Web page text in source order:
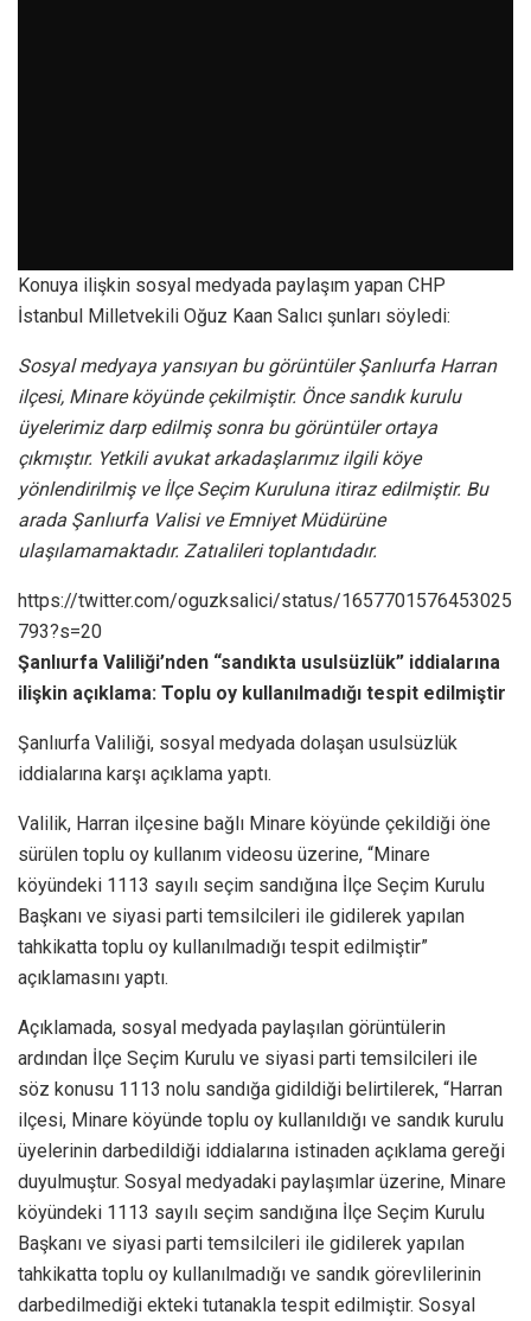
Konuya ilişkin sosyal medyada paylaşım yapan CHP
İstanbul Milletvekili Oğuz Kaan Salıcı şunları söyledi:
Sosyal medyaya yansıyan bu görüntüler Şanlıurfa Harran
ilçesi, Minare köyünde çekilmiştir. Önce sandık kurulu
üyelerimiz darp edilmiş sonra bu görüntüler ortaya
çıkmıştır. Yetkili avukat arkadaşlarımız ilgili köye
yönlendirilmiş ve İlçe Seçim Kuruluna itiraz edilmiştir. Bu
arada Şanlıurfa Valisi ve Emniyet Müdürüne
ulaşılamamaktadır. Zatıalileri toplantıdadır.
https://twitter.com/oguzksalici/status/1657701576453025
793?s=20
Şanlıurfa Valiliği’nden “sandıkta usulsüzlük” iddialarına
ilişkin açıklama: Toplu oy kullanılmadığı tespit edilmiştir
Şanlıurfa Valiliği, sosyal medyada dolaşan usulsüzlük
iddialarına karşı açıklama yaptı.
Valilik, Harran ilçesine bağlı Minare köyünde çekildiği öne
sürülen toplu oy kullanım videosu üzerine, “Minare
köyündeki 1113 sayılı seçim sandığına İlçe Seçim Kurulu
Başkanı ve siyasi parti temsilcileri ile gidilerek yapılan
tahkikatta toplu oy kullanılmadığı tespit edilmiştir”
açıklamasını yaptı.
Açıklamada, sosyal medyada paylaşılan görüntülerin
ardından İlçe Seçim Kurulu ve siyasi parti temsilcileri ile
söz konusu 1113 nolu sandığa gidildiği belirtilerek, “Harran
ilçesi, Minare köyünde toplu oy kullanıldığı ve sandık kurulu
üyelerinin darbedildiği iddialarına istinaden açıklama gereği
duyulmuştur. Sosyal medyadaki paylaşımlar üzerine, Minare
köyündeki 1113 sayılı seçim sandığına İlçe Seçim Kurulu
Başkanı ve siyasi parti temsilcileri ile gidilerek yapılan
tahkikatta toplu oy kullanılmadığı ve sandık görevlilerinin
darbedilmediği ekteki tutanakla tespit edilmiştir. Sosyal